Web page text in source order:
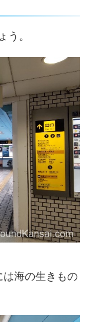
う。
海の生きもの